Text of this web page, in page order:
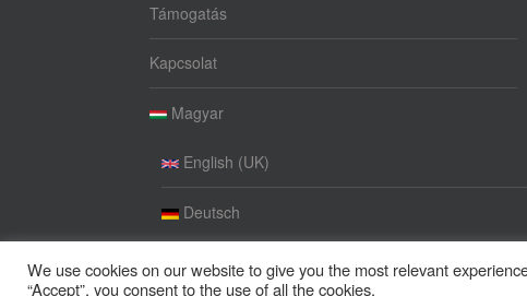
Támogatás
Kapcsolat
Magyar
English (UK)
Deutsch
We use cookies on our website to give you the most relevant
“Accept”, you consent to the use of all the cookies.